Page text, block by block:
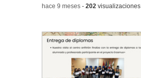
-hace 9 meses -202 visualizaciones